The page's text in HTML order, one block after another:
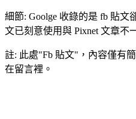
細節: Goolge 收錄的是 fb 貼文
文已刻意使用與 Pixnet 文章不
註: 此處"Fb 貼文"，內容僅有
在留言裡。